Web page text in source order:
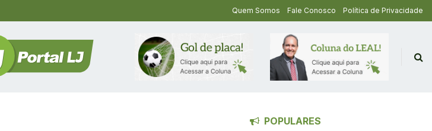
Quem Somos Fale Conosco Política de Privacidade
POPULARES